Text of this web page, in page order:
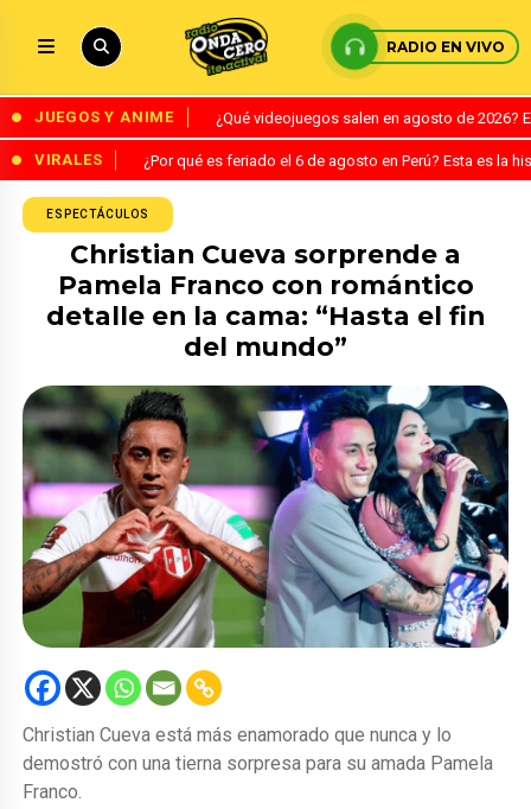
RADIO EN VIVO
JUEGOS Y ANIME ¿Qué videojuegos salen en agosto de
VIRALES ¿Por qué es feriado el 6 de agosto en Perú? Esta es la
ESPECTÁCULOS
Christian Cueva sorprende a
Pamela Franco con romántico
detalle en la cama: “Hasta el fin
del mundo”
Christian Cueva está más enamorado que nunca y lo
demostró con una tierna sorpresa para su amada Pamela
Franco.